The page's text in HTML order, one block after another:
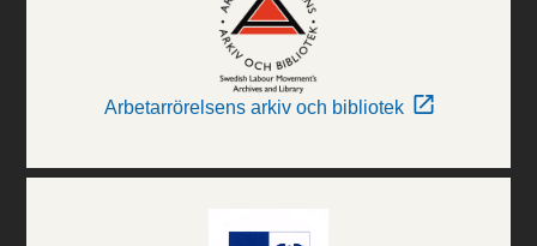
Arbetarrörelsens arkiv och bibliotek